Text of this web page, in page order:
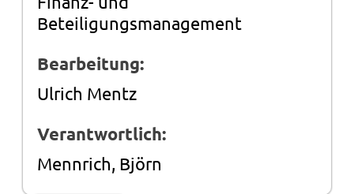
Beteiligungsmanagement
Bearbeitung:
Ulrich Mentz
Verantwortlich:
Mennrich, Björn